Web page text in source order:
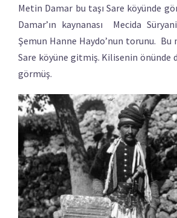
Metin Damar bu taşı Sare köyünde
Damar’ın kaynanası Mecida
Şemun Hanne Haydo’nun torunu. Bu
Sare köyüne gitmiş. Kilisenin önünde
görmüş.